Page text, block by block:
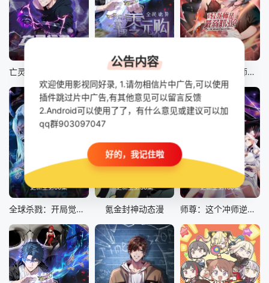
全民转职：驭龙师是最弱职业？动态漫
更新至第60集
全球杀戮：开局觉醒SSS级天赋动态漫
更新至第36集
氪金封神动态漫
更新至第189集
师尊：这个冲师逆徒才不是圣子动态漫
公告内容
欢迎使用影视同好录, 1.请勿相信片中广告,可以使用
插件跳过片中广告,有其他意见可以留言反馈
2.Android可以使用了了，有什么意见或建议可以加
qq群903097047
好的，我记住啦